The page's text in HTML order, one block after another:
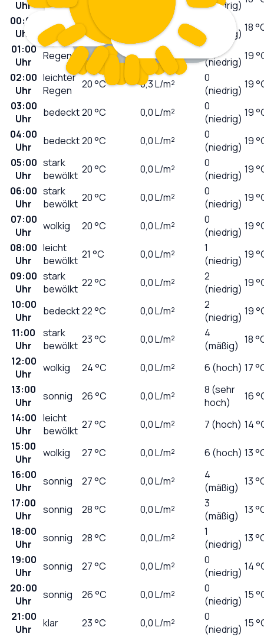
Uhr (niedrig)
00:00
Uhr
leichter
Regen
23 °C L/m²
(niedrig) 18
01:00
Uhr
Regen 21°C 2,6L/m²
(niedrig) 19
02:00
Uhr
leichter
Regen
20°C 0,3L/m²
0
(niedrig) 19
03:00
Uhr
bedeckt20°C 0,0L/m²
0
(niedrig) 19
04:00
Uhr
bedeckt20°C 0,0L/m²
0
(niedrig) 19
05:00
Uhr
stark
bewölkt 20°C 0,0L/m²
0
(niedrig) 19
06:00
Uhr
stark
bewölkt 20°C 0,0L/m²
0
(niedrig) 19
07:00
Uhr
wolkig 20°C 0,0L/m²
0
(niedrig) 19
08:00
Uhr
leicht
bewölkt 21 °C 0,0L/m²
1
(niedrig) 19
09:00
Uhr
stark
bewölkt 22°C 0,0L/m²
2
(niedrig) 19
10:00
Uhr
bedeckt22°C 0,0L/m²
2
(niedrig) 19
11:00
Uhr
stark
bewölkt 23°C 0,0L/m²
4
(mäßig) 18
12:00
Uhr
wolkig 24°C 0,0L/m² 6 (hoch) 17
13:00
Uhr
sonnig 26°C 0,0L/m²
8 (sehr
hoch)
16
14:00
Uhr
leicht
bewölkt 27°C 0,0L/m² 7 (hoch) 14
15:00
Uhr
wolkig 27°C 0,0L/m² 6 (hoch) 13
16:00
Uhr
sonnig 27°C 0,0L/m²
4
(mäßig) 13
17:00
Uhr
sonnig 28°C 0,0L/m²
3
(mäßig) 13
18:00
Uhr
sonnig 28°C 0,0L/m²
1
(niedrig) 13
19:00
Uhr
sonnig 27°C 0,0L/m²
0
(niedrig) 14
20:00
Uhr
sonnig 26°C 0,0L/m²
0
(niedrig) 15
21:00
Uhr
klar 23°C 0,0L/m²
0
(niedrig) 15